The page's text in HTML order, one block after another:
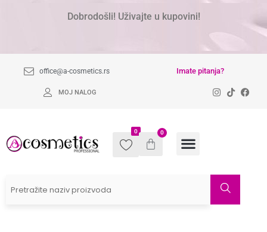
Dobrodošli! Uživajte u kupovini!
office@a-cosmetics.rs Imate pitanja?
MOJ NALOG
0 0